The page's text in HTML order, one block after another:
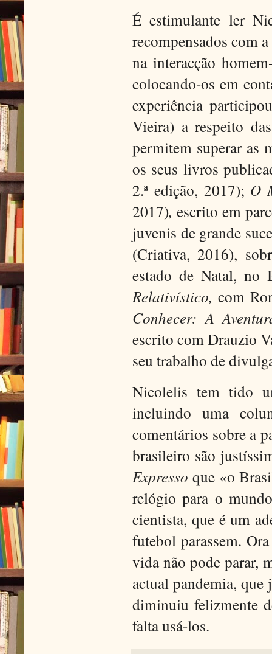
É estimulante ler
recompensados com
na interacção
colocando-os em
experiência
Vieira) a respeito
permitem superar as
os seus livros
2.ª edição, 2017); O
2017), escrito em
juvenis de grande
(Criativa, 2016),
estado de Natal,
Relativístico, com
Conhecer: A
escrito com Drau­­­­­­­­­zio
seu trabalho de
Nicolelis tem tido
incluindo uma
comentários sobre a
brasileiro são
Expresso que «o
relógio para o
cientista, que é um
futebol parassem.
vida não pode parar,
actual pandemia,
diminuiu felizmente
falta usá-los.